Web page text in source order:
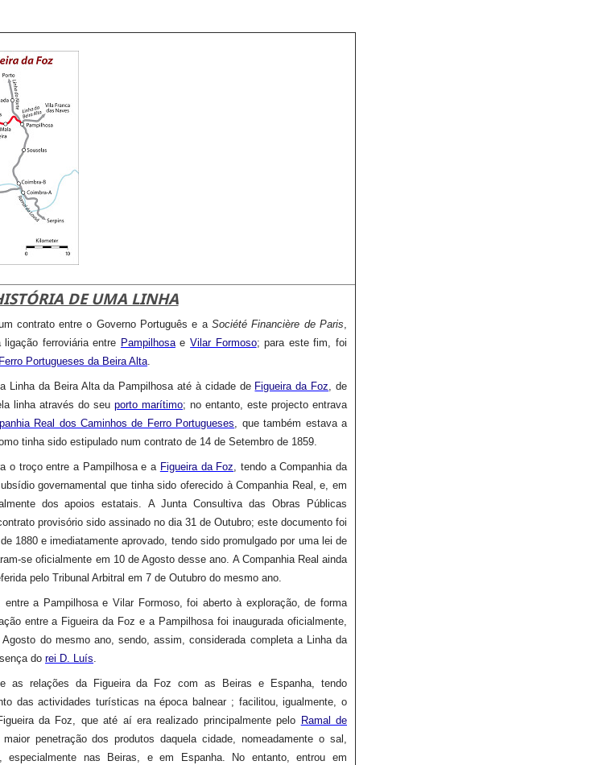
DE UMA LINHA
contrato entre o Governo Português e a Société Financière de Paris
ferroviária entre Pampilhosa e Vilar Formoso; para este fim, foi
Portugueses da Beira Alta
Linha da Beira Alta da Pampilhosa até à cidade de Figueira da Foz , de
linha através do seu porto marítimo; no entanto, este projecto entrava
Real dos Caminhos de Ferro Portugueses , que também estava a
tinha sido estipulado num contrato de 14 de Setembro de 1859.
o troço entre a Pampilhosa e a Figueira da Foz , tendo a Companhia da
governamental que tinha sido oferecido à Companhia Real, e, em
dos apoios estatais.
A Junta Consultiva das Obras Públicas
provisório sido assinado no dia 31 de Outubro; este documento foi
1880 e imediatamente aprovado, tendo sido promulgado por uma lei de
se oficialmente em 10 de Agosto desse ano. A Companhia Real ainda
pelo Tribunal Arbitral em 7 de Outubro do mesmo ano.
a Pampilhosa e Vilar Formoso, foi aberto à exploração, de forma
entre a Figueira da Foz e a Pampilhosa foi inaugurada oficialmente,
do mesmo ano, sendo, assim, considerada completa a Linha da
do rei D. Luís
as relações da Figueira da Foz com as Beiras e Espanha, tendo
das actividades turísticas na época balnear ; facilitou, igualmente, o
da Foz, que até aí era realizado principalmente pelo Ramal de
penetração dos produtos daquela cidade, nomeadamente o sal,
nas Beiras, e em Espanha.
No entanto, entrou em